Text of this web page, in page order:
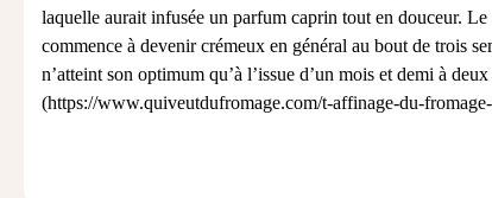
laquelle aurait infusée un parfum caprin tout en douceur. Le
commence à devenir crémeux en général au bout de trois
n’atteint son optimum qu’à l’issue d’un mois et demi à
(https://www.quiveutdufromage.com/t-affinage-du-